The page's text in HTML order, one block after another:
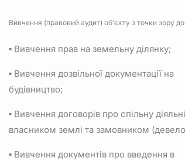
Вивчення (правовий аудит) об’єкту з точки зору
▪ Вивчення прав на земельну ділянку;
▪ Вивчення дозвільної документації на
будівництво;
▪ Вивчення договорів про спільну
власником землі та замовником
▪ Вивчення документів про введення в